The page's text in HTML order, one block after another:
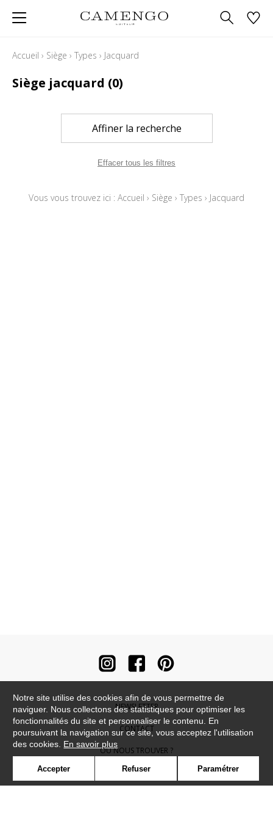
Accueil › Siège › Types › Jacquard
Siège jacquard (0)
Affiner la recherche
Effacer tous les filtres
Vous vous trouvez ici : Accueil › Siège › Types › Jacquard
NEWSLETTER
CONTACT
OÙ NOUS TROUVER ?
CONTRACT
Notre site utilise des cookies afin de vous permettre de
naviguer. Nous collectons des statistiques pour optimiser les
fonctionnalités du site et personnaliser le contenu. En
poursuivant la navigation sur ce site, vous acceptez l'utilisation
des cookies. En savoir plus
Accepter Refuser Paramétrer